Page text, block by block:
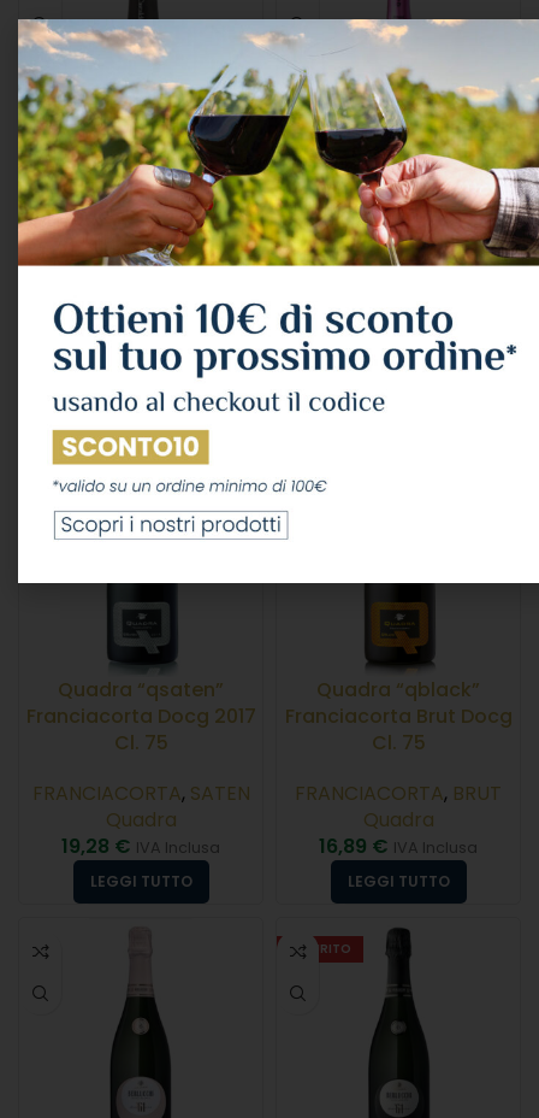
Contadi Castaldi Rose’
Cl.75 12,5°
Contadi Castaldi
20,86€ IVA Inclusa
LEGGI TUTTO
Quadra “qrose”
Franciacorta Brut Docg
2018 Cl. 75
FRANCIACORTA,ROSE'
Quadra
18,67 € IVA Inclusa
LEGGI TUTTO
ESAURITO
Quadra “qsaten”
Franciacorta Docg 2017
Cl. 75
FRANCIACORTA, SATEN
Quadra
19,28 € IVA Inclusa
LEGGI TUTTO
Quadra “qblack”
Franciacorta Brut Docg
Cl. 75
FRANCIACORTA, BRUT
Quadra
16,89 € IVA Inclusa
LEGGI TUTTO
ESAURITO